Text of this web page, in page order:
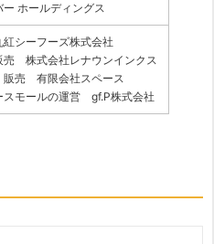
ホールディングス
シーフーズ株式会社
売 株式会社レナウンインクス
販売 有限会社スペース
スモールの運営 gf.P株式会社